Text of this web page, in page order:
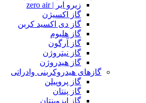
زیرو ایر | zero air
گاز اکسیژن
گاز دی اکسید کربن
گاز هلیوم
گاز آرگون
گاز نیتروژن
گاز هیدروژن
گازهای هیدروکربنی وادراتی
گاز پروپیلن
گاز پنتان
گاز ایزوپنتان